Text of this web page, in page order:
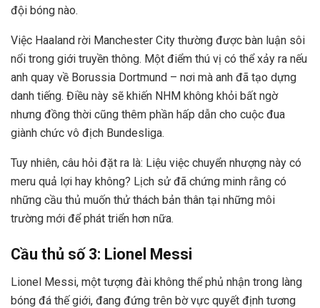
đội bóng nào.
Việc Haaland rời Manchester City thường được bàn luận sôi
nổi trong giới truyền thông. Một điểm thú vị có thể xảy ra nếu
anh quay về Borussia Dortmund – nơi mà anh đã tạo dựng
danh tiếng. Điều này sẽ khiến NHM không khỏi bất ngờ
nhưng đồng thời cũng thêm phần hấp dẫn cho cuộc đua
giành chức vô địch Bundesliga.
Tuy nhiên, câu hỏi đặt ra là: Liệu việc chuyển nhượng này có
meru quả lợi hay không? Lịch sử đã chứng minh rằng có
những cầu thủ muốn thử thách bản thân tại những môi
trường mới để phát triển hơn nữa.
Cầu thủ số 3: Lionel Messi
Lionel Messi, một tượng đài không thể phủ nhận trong làng
bóng đá thế giới, đang đứng trên bờ vực quyết định tương